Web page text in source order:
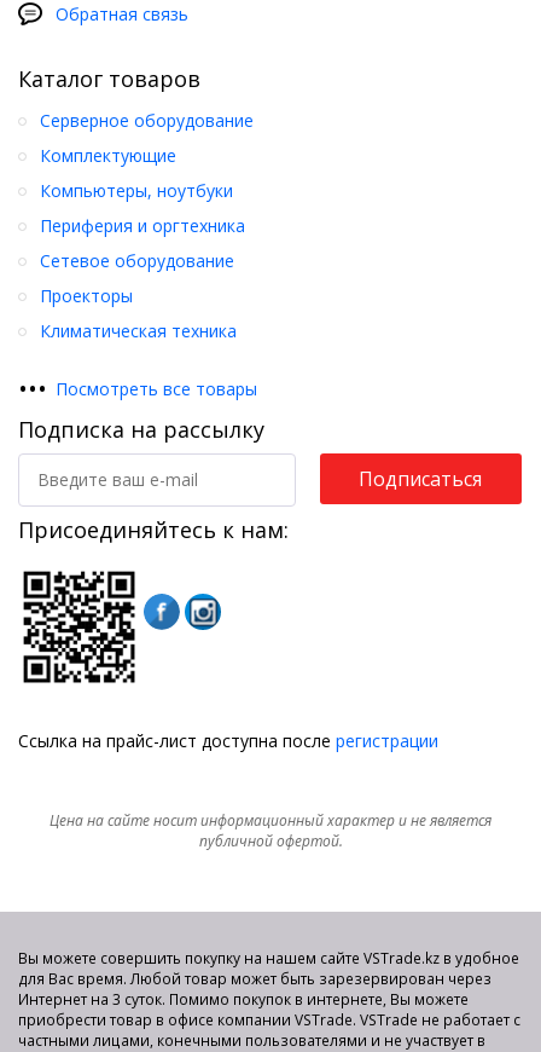
Обратная связь
Каталог товаров
Серверное оборудование
Комплектующие
Компьютеры, ноутбуки
Периферия и оргтехника
Сетевое оборудование
Проекторы
Климатическая техника
••• Посмотреть все товары
Подписка на рассылку
Подписаться
Присоединяйтесь к нам:
Ссылка на прайс-лист доступна после регистрации
Цена на сайте носит информационный характер и не является
публичной офертой.
Вы можете совершить покупку на нашем сайте VSTrade.kz в удобное
для Вас время. Любой товар может быть зарезервирован через
Интернет на 3 суток. Помимо покупок в интернете, Вы можете
приобрести товар в офисе компании VSTrade. VSTrade не работает с
частными лицами, конечными пользователями и не участвует в